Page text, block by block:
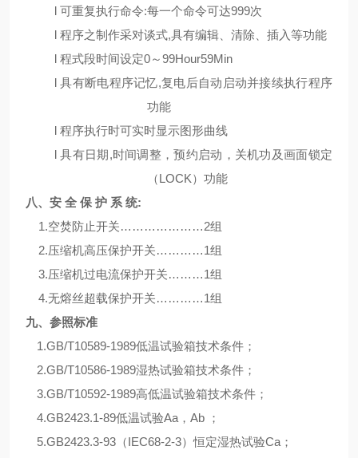
l 可重复执行命令:每一个命令可达999次
l 程序之制作采对谈式,具有编辑、清除、插入等功能
l 程式段时间设定0～99Hour59Min
l具有断电程序记忆,复电后自动启动并接续执行程序
功能
l 程序执行时可实时显示图形曲线
l具有日期,时间调整，预约启动，关机功及画面锁定
（LOCK）功能
八、安 全 保 护 系 统:
1.空焚防止开关…………………2组
2.压缩机高压保护开关…………1组
3.压缩机过电流保护开关………1组
4.无熔丝超载保护开关…………1组
九、参照标准
1.GB/T10589-1989低温试验箱技术条件；
2.GB/T10586-1989湿热试验箱技术条件；
3.GB/T10592-1989高低温试验箱技术条件；
4.GB2423.1-89低温试验Aa，Ab ；
5.GB2423.3-93（IEC68-2-3）恒定湿热试验Ca；